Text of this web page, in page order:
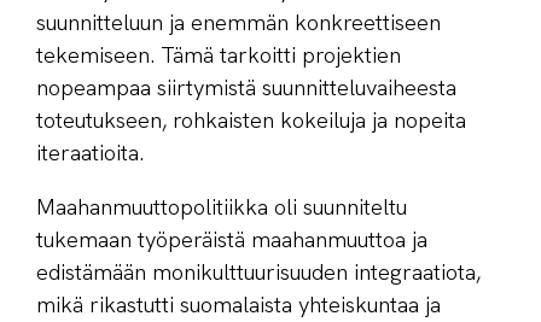
suunnitteluun ja enemmän konkreettiseen
tekemiseen. Tämä tarkoitti projektien
nopeampaa siirtymistä suunnitteluvaiheesta
toteutukseen, rohkaisten kokeiluja ja nopeita
iteraatioita.
Maahanmuuttopolitiikka oli suunniteltu
tukemaan työperäistä maahanmuuttoa ja
edistämään monikulttuurisuuden integraatiota,
mikä rikastutti suomalaista yhteiskuntaa ja